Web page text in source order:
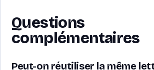
Questions
complémentaires
Peut-on réutiliser la même